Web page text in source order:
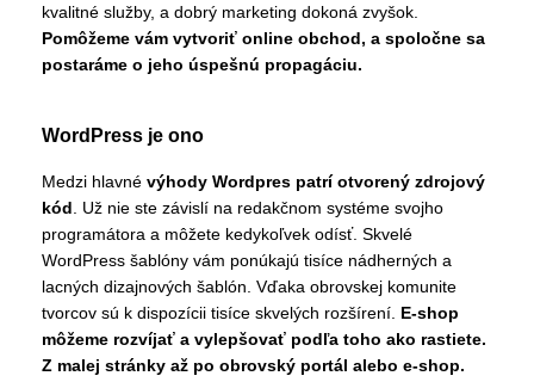
kvalitné služby, a dobrý marketing dokoná zvyšok.
Pomôžeme vám vytvoriť online obchod, a spoločne sa
postaráme o jeho úspešnú propagáciu.
WordPress je ono
Medzi hlavné výhody Wordpres patrí otvorený zdrojový
kód . Už nie ste závislí na redakčnom systéme svojho
programátora a môžete kedykoľvek odísť. Skvelé
WordPress šablóny vám ponúkajú tisíce nádherných a
lacných dizajnových šablón. Vďaka obrovskej komunite
tvorcov sú k dispozícii tisíce skvelých rozšírení. E-shop
môžeme rozvíjať a vylepšovať podľa toho ako rastiete.
Z malej stránky až po obrovský portál alebo e-shop.